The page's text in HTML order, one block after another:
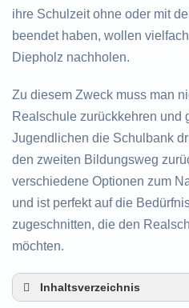
ihre Schulzeit ohne oder mit
beendet haben, wollen
Diepholz nachholen.
Zu diesem Zweck muss man
Realschule zurückkehren und
Jugendlichen die Schulbank
den zweiten Bildungsweg
verschiedene Optionen zum
und ist perfekt auf die
zugeschnitten, die den
möchten.
Inhaltsverzeichnis